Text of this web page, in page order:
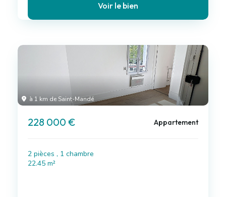
Voir le bien
à 1 km de Saint-Mandé
228 000 € Appartement
2 pièces , 1 chambre
22.45 m²